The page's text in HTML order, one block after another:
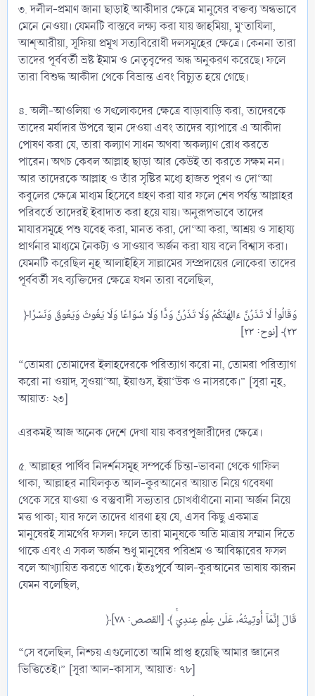
৩. দলীল-প্রমাণ জানা ছাড়াই আকীদার ক্ষেত্রে মানুষের বক্তব্য অন্ধভাবে
মেনে নেওয়া। যেমনটি বাস্তবে লক্ষ্য করা যায় জাহমিয়া, মু‘তাযিলা,
আশ্আরীয়া, সূফিয়া প্রমূখ সত্যবিরোধী দলসমূহের ক্ষেত্রে। কেননা তারা
তাদের পূর্ববর্তী ভ্রষ্ট ইমাম ও নেতৃবৃন্দের অন্ধ অনুকরণ করেছে। ফলে
তারা বিশুদ্ধ আকীদা থেকে বিভ্রান্ত এবং বিচ্যুত হয়ে গেছে।
৪. অলী-আওলিয়া ও সৎলোকদের ক্ষেত্রে বাড়াবাড়ি করা, তাদেরকে
তাদের মর্যাদার উপরে স্থান দেওয়া এবং তাদের ব্যাপারে এ আকীদা
পোষণ করা যে, তারা কল্যাণ সাধন অথবা অকল্যাণ রোধ করতে
পারেন। অথচ কেবল আল্লাহ ছাড়া আর কেউই তা করতে সক্ষম নন।
আর তাদেরকে আল্লাহ ও তাঁর সৃষ্টির মধ্যে হাজত পূরণ ও দো‘আ
কবুলের ক্ষেত্রে মাধ্যম হিসেবে গ্রহণ করা যার ফলে শেষ পর্যন্ত আল্লাহর
পরিবর্তে তাদেরই ইবাদাত করা হয়ে যায়। অনুরূপভাবে তাদের
মাযারসমূহে পশু যবেহ করা, মানত করা, দো‘আ করা, আশ্রয় ও সাহায্য
প্রার্থনার মাধ্যমে নৈকট্য ও সাওয়াব অর্জন করা যায় বলে বিশ্বাস করা।
যেমনটি করেছিল নূহ আলাইহিস সাল্লামের সম্প্রদায়ের লোকেরা তাদের
পূর্ববর্তী সৎ ব্যক্তিদের ক্ষেত্রে যখন তারা বলেছিল,
﴿وَقَالُواْ لَا تَذَرُنَّ ءَالِهَتَكُمۡ وَلَا تَذَرُنَّ وَدّٗا وَلَا سُوَاعٗا وَلَا يَغُوثَ وَيَعُوقَ وَنَسۡرٗا
“তোমরা তোমাদের ইলাহদেরকে পরিত্যাগ করো না, তোমরা পরিত্যাগ
করো না ওয়াদ, সূওয়া‘আ, ইয়াগুস, ইয়া‘উক ও নাসরকে।” [সূরা নূহ,
আয়াত: ২৩]
এরকমই আজ অনেক দেশে দেখা যায় কবরপূজারীদের ক্ষেত্রে।
৫. আল্লাহর পার্থিব নিদর্শনসমূহ সম্পর্কে চিন্তা-ভাবনা থেকে গাফিল
থাকা, আল্লাহর নাযিলকৃত আল-কুরআনের আয়াত নিয়ে গবেষণা
থেকে সরে যাওয়া ও বস্তুবাদী সভ্যতার চোখধাঁধাঁনো নানা অর্জন নিয়ে
মত্ত থাকা; যার ফলে তাদের ধারণা হয় যে, এসব কিছু একমাত্র
মানুষেরই সামর্থের ফসল। ফলে তারা মানুষকে অতি মাত্রায় সম্মান দিতে
থাকে এবং এ সকল অর্জন শুধু মানুষের পরিশ্রম ও আবিষ্কারের ফসল
বলে আখ্যায়িত করতে থাকে। ইতঃপূর্বে আল-কুরআনের ভাষায় কারূন
যেমন বলেছিল,
“সে বলেছিল, নিশ্চয় এগুলোতো আমি প্রাপ্ত হয়েছি আমার জ্ঞানের
ভিত্তিতেই।” [সূরা আল-কাসাস, আয়াত: ৭৮]